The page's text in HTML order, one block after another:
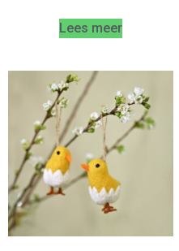
Lees meer